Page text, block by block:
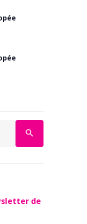
search
de